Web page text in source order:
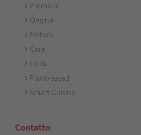
Marken
Premium
Origine
Natura
Care
Cook
Plant-based
Smart Cuisine
Contatto